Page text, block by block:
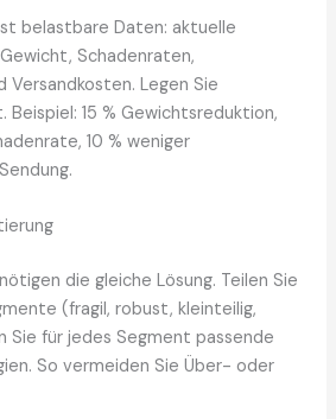
belastbare Daten: aktuelle
Schadenraten,
Versandkosten. Legen Sie
15 % Gewichtsreduktion,
10 % weniger
die gleiche Lösung. Teilen Sie
(fragil, robust, kleinteilig,
Sie für jedes Segment passende
So vermeiden Sie Über- oder